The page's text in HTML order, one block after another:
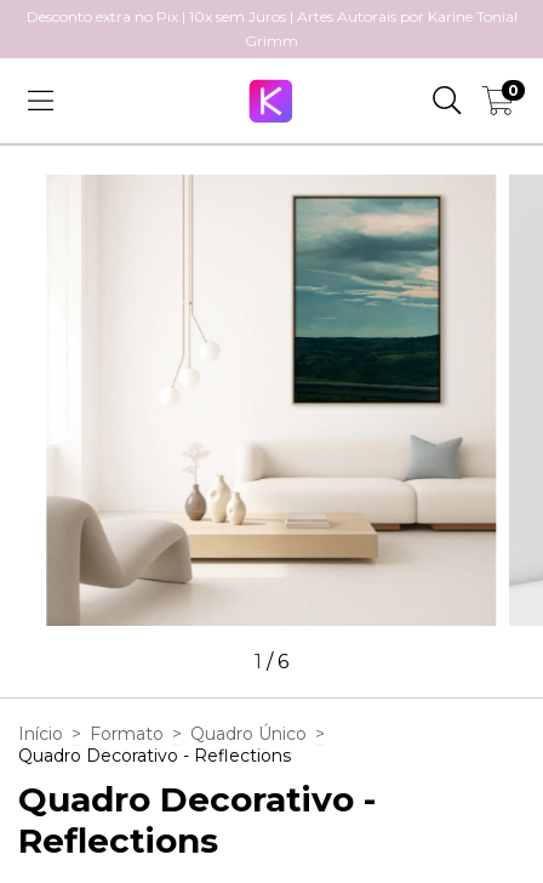
Desconto extra no Pix | 10x sem Juros | Artes Autorais por Karine Tonial
Grimm
0
1 /6
Início > Formato > Quadro Único >
Quadro Decorativo - Reflections
Quadro Decorativo -
Reflections